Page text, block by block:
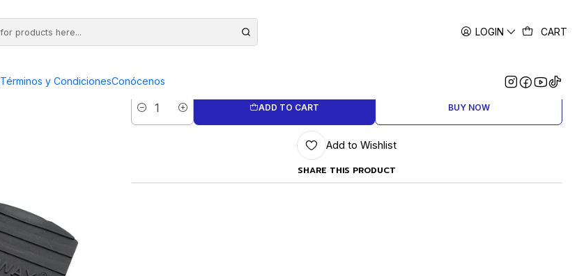
LOGIN CART
Términos y CondicionesConócenos GRABADOR NEUMATICO COMPACTO
Quantity
ADD TO CART BUY NOW
Add to Wishlist
SHARE THIS PRODUCT